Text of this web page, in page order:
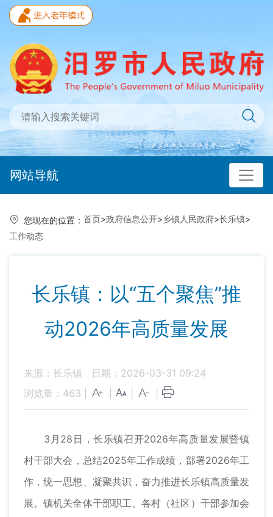
网站导航
您现在的位置： 首页>政府信息公开>乡镇人民政府>长乐镇>
工作动态
长乐镇：以“五个聚焦”推
动2026年高质量发展
来源：长乐镇
日期：2026-03-31 09:24
浏览量： 463
3月28日，长乐镇召开2026年高质量发展暨镇
村干部大会，总结2025年工作成绩，部署2026年工
作，统一思想、凝聚共识，奋力推进长乐镇高质量发
展。镇机关全体干部职工、各村（社区）干部参加会